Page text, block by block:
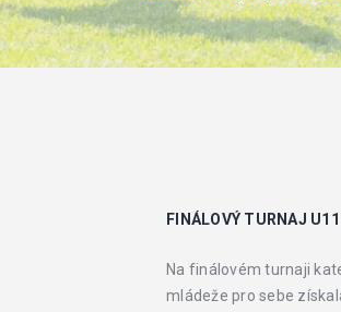
FINÁLOVÝ TURNAJ U11
Na finálovém turnaji
mládeže pro sebe